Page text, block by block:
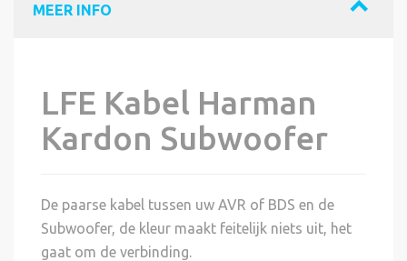
MEER INFO
LFE Kabel Harman
Kardon Subwoofer
De paarse kabel tussen uw AVR of BDS en de
Subwoofer, de kleur maakt feitelijk niets uit, het
gaat om de verbinding.